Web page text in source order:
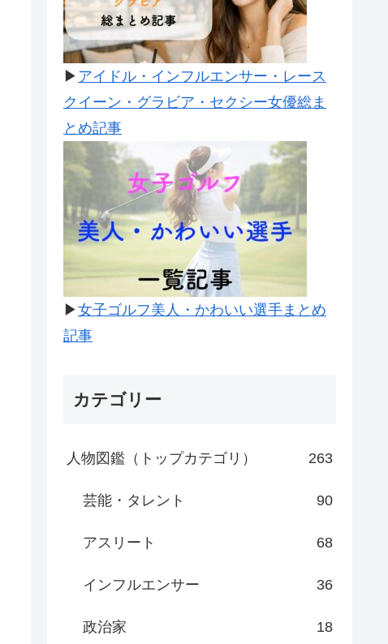
▶ アイドル・インフルエンサー・レース
クイーン・グラビア・セクシー女優総ま
とめ記事
▶女子ゴルフ美人・かわいい選手まとめ
記事
カテゴリー
人物図鑑（トップカテゴリ） 263
芸能・タレント 90
アスリート 68
インフルエンサー 36
政治家 18